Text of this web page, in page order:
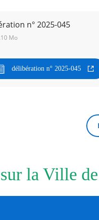
n° 2025-045
Mo
délibération n° 2025-045
la Ville